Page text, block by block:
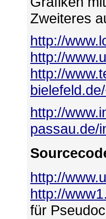
Zweiteres
http://
http://
http://
http://
passau.de/
http://
http://
für